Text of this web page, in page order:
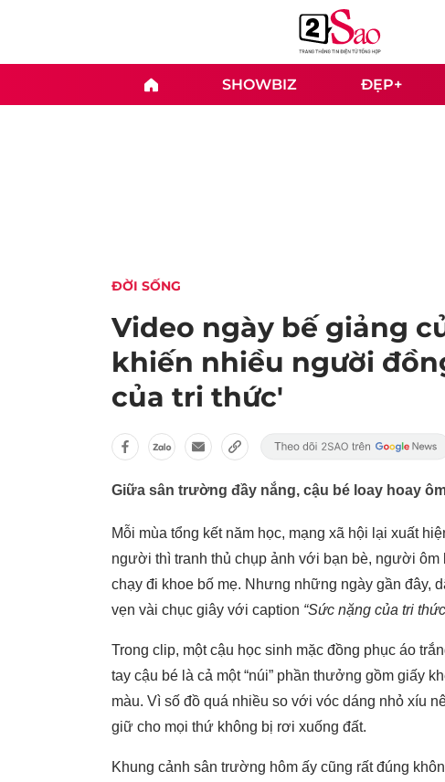
SHOWBIZ ĐẸP+
ĐỜI SỐNG
Video ngày bế giảng
khiến nhiều người
của tri thức'
Giữa sân trường đầy nắng, cậu bé loay hoay
Mỗi mùa tổng kết năm học, mạng xã hội lại xuất
người thì tranh thủ chụp ảnh với bạn bè, người
chạy đi khoe bố mẹ. Nhưng những ngày gần đây,
vẹn vài chục giây với caption “Sức nặng của tri
Trong clip, một cậu học sinh mặc đồng phục áo
tay cậu bé là cả một “núi” phần thưởng gồm giấy
màu. Vì số đồ quá nhiều so với vóc dáng nhỏ xíu
giữ cho mọi thứ không bị rơi xuống đất.
Khung cảnh sân trường hôm ấy cũng rất đúng